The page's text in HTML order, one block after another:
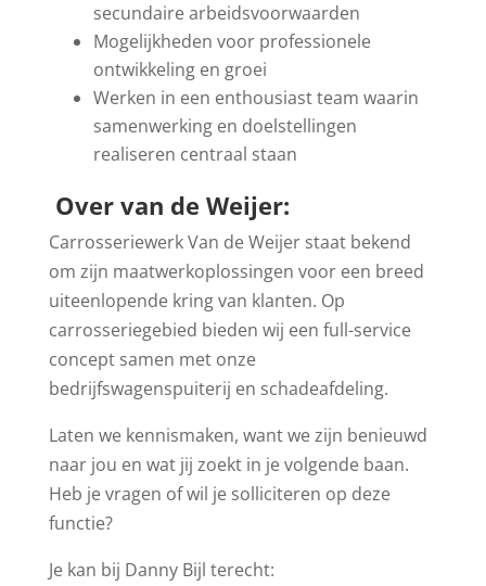
secundaire arbeidsvoorwaarden
Mogelijkheden voor professionele
ontwikkeling en groei
Werken in een enthousiast team waarin
samenwerking en doelstellingen
realiseren centraal staan
Over van de Weijer:
Carrosseriewerk Van de Weijer staat bekend
om zijn maatwerkoplossingen voor een breed
uiteenlopende kring van klanten. Op
carrosseriegebied bieden wij een full-service
concept samen met onze
bedrijfswagenspuiterij en schadeafdeling.
Laten we kennismaken, want we zijn benieuwd
naar jou en wat jij zoekt in je volgende baan.
Heb je vragen of wil je solliciteren op deze
functie?
Je kan bij Danny Bijl terecht: